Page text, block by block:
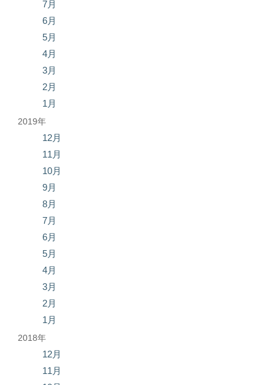
7月
6月
5月
4月
3月
2月
1月
2019年
12月
11月
10月
9月
8月
7月
6月
5月
4月
3月
2月
1月
2018年
12月
11月